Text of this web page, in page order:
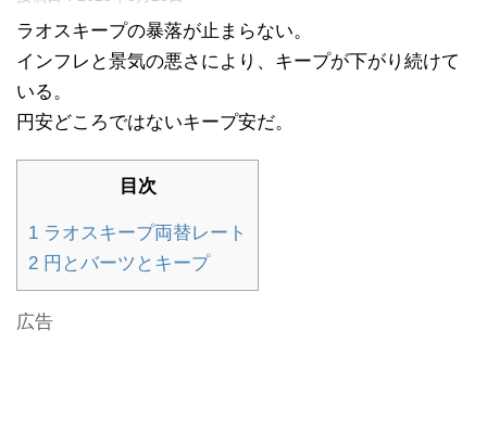
ラオスキープの暴落が止まらない。
インフレと景気の悪さにより、キープが下がり続けて
いる。
円安どころではないキープ安だ。
目次
1 ラオスキープ両替レート
2 円とバーツとキープ
広告